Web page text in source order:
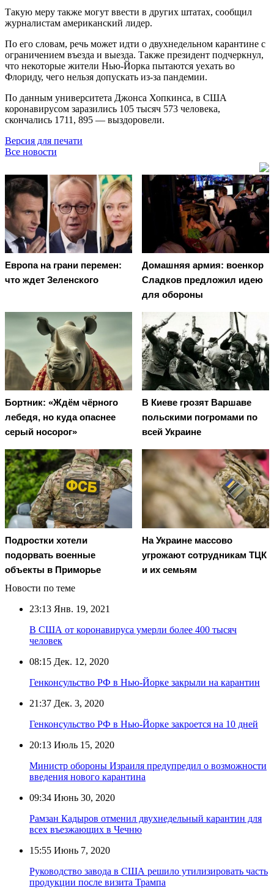
Такую меру также могут ввести в других штатах, сообщил
журналистам американский лидер.
По его словам, речь может идти о двухнедельном карантине с
ограничением въезда и выезда. Также президент подчеркнул,
что некоторые жители Нью-Йорка пытаются уехать во
Флориду, чего нельзя допускать из-за пандемии.
По данным университета Джонса Хопкинса, в США
коронавирусом заразились 105 тысяч 573 человека,
скончались 1711, 895 — выздоровели.
Версия для печати
Все новости
Европа на грани перемен:
что ждет Зеленского
Домашняя армия: военкор
Сладков предложил идею
для обороны
Бортник: «Ждём чёрного
лебедя, но куда опаснее
серый носорог»
В Киеве грозят Варшаве
польскими погромами по
всей Украине
Подростки хотели
подорвать военные
объекты в Приморье
На Украине массово
угрожают сотрудникам ТЦК
и их семьям
Новости по теме
23:13 Янв. 19, 2021
В США от коронавируса умерли более 400 тысяч
человек
08:15 Дек. 12, 2020
Генконсульство РФ в Нью-Йорке закрыли на карантин
21:37 Дек. 3, 2020
Генконсульство РФ в Нью-Йорке закроется на 10 дней
20:13 Июль 15, 2020
Министр обороны Израиля предупредил о возможности
введения нового карантина
09:34 Июнь 30, 2020
Рамзан Кадыров отменил двухнедельный карантин для
всех въезжающих в Чечню
15:55 Июнь 7, 2020
Руководство завода в США решило утилизировать часть
продукции после визита Трампа